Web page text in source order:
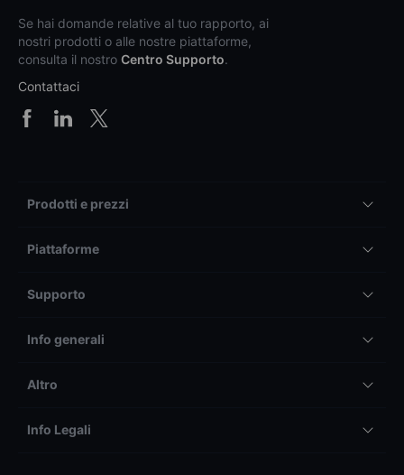
Se hai domande relative al tuo rapporto, ai
nostri prodotti o alle nostre piattaforme,
consulta il nostro Centro Supporto.
Contattaci
Prodotti e prezzi
Piattaforme
Supporto
Info generali
Altro
Info Legali